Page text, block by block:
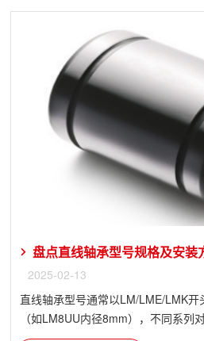
盘点直线轴承型号规格及安装
2025-02-13
直线轴承型号通常以LM/LME/LMK
（如LM8UU内径8mm），不同系列